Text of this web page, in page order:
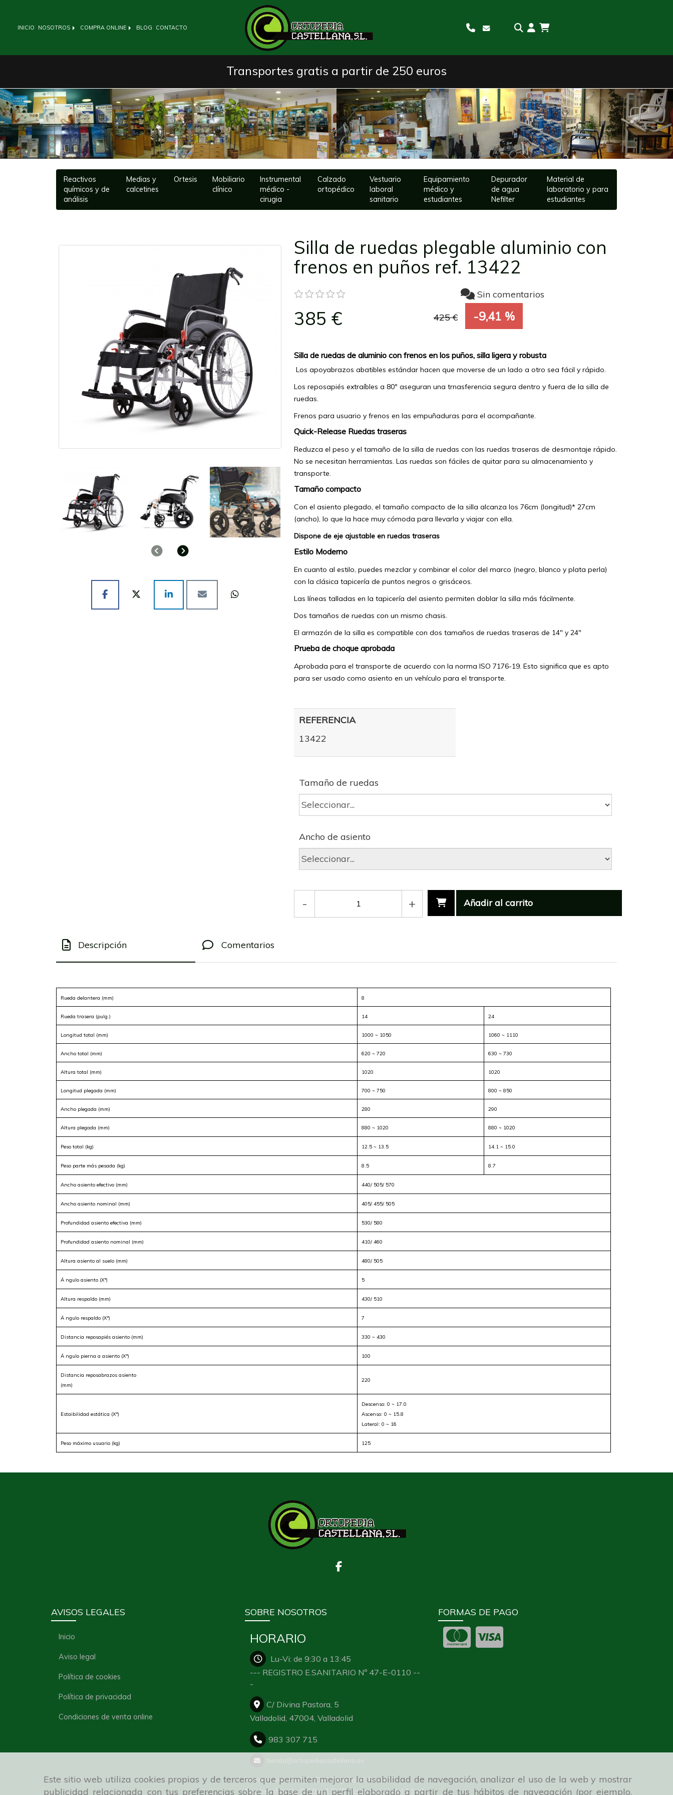
Este sitio web utiliza cookies propias y de terceros que permiten mejorar la usabilidad de navegación, analizar el uso de la web y mostrar
publicidad relacionada con tus preferencias sobre la base de un perfil elaborado a partir de tus hábitos de navegación (por ejemplo,
INICIO NOSOTROS COMPRA ONLINE BLOG CONTACTO
Transportes gratis a partir de 250 euros
Anterior
Reactivos
químicos y de
análisis
Medias y
calcetines
Ortesis
Mobiliario
clínico
Instrumental
médico -
cirugia
Calzado
ortopédico
Vestuario
laboral
sanitario
Equipamiento
médico y
estudiantes
Depurador
de agua
Nefilter
Material de
laboratorio y para
estudiantes
AnteriorSiguiente
Silla de ruedas plegable aluminio con
frenos en puños ref. 13422
Sin comentarios
385 € 425 € -9,41 %
Silla de ruedas de aluminio con frenos en los puños, silla ligera y robusta
Los apoyabrazos abatibles estándar hacen que moverse de un lado a otro sea fácil y rápido.
Los reposapiés extraíbles a 80º aseguran una trnasferencia segura dentro y fuera de la silla de
ruedas.
Frenos para usuario y frenos en las empuñaduras para el acompañante.
Quick-Release Ruedas traseras
Reduzca el peso y el tamaño de la silla de ruedas con las ruedas traseras de desmontaje rápido.
No se necesitan herramientas. Las ruedas son fáciles de quitar para su almacenamiento y
transporte.
Tamaño compacto
Con el asiento plegado, el tamaño compacto de la silla alcanza los 76cm (longitud)* 27cm
(ancho), lo que la hace muy cómoda para llevarla y viajar con ella.
Dispone de eje ajustable en ruedas traseras
Estilo Moderno
En cuanto al estilo, puedes mezclar y combinar el color del marco (negro, blanco y plata perla)
con la clásica tapicería de puntos negros o grisáceos.
Las líneas talladas en la tapicería del asiento permiten doblar la silla más fácilmente.
Dos tamaños de ruedas con un mismo chasis.
El armazón de la silla es compatible con dos tamaños de ruedas traseras de 14" y 24"
Prueba de choque aprobada
Aprobada para el transporte de acuerdo con la norma ISO 7176-19. Esto significa que es apto
para ser usado como asiento en un vehículo para el transporte.
REFERENCIA
13422
Tamaño de ruedas
Ancho de asiento
- + Añadir al carrito
Descripción Comentarios
Rueda delantera (mm) 8
Rueda trasera (pulg.) 14 24
Longitud total (mm) 1000 ~ 1050 1060 ~ 1110
Ancho total (mm) 620 ~ 720 630 ~ 730
Altura total (mm) 1020 1020
Longitud plegada (mm) 700 ~ 750 800 ~ 850
Ancho plegada (mm) 280 290
Altura plegada (mm) 880 ~ 1020 880 ~ 1020
Peso total (kg) 12.5 ~ 13.5 14.1 ~ 15.0
Peso parte más pesada (kg) 8.5 8.7
Ancho asiento efectivo (mm) 440/ 505/ 570
Ancho asiento nominal (mm) 405/ 455/ 505
Profundidad asiento efectiva (mm) 530/ 580
Profundidad asiento nominal (mm) 410/ 460
Altura asiento al suelo (mm) 480/ 505
Á ngulo asiento (X°) 5
Altura respaldo (mm) 430/ 510
Á ngulo respaldo (X°) 7
Distancia reposapiés asiento (mm) 330 ~ 430
Á ngulo pierna a asiento (X°) 100
Distancia reposabrazos asiento
(mm)
220
Estaibilidad estática (X°)
Descenso: 0 ~ 17.0
Ascenso: 0 ~ 15.8
Lateral: 0 ~ 16
Peso máximo usuario (kg) 125
AVISOS LEGALES
Inicio
Aviso legal
Política de cookies
Política de privacidad
Condiciones de venta online
SOBRE NOSOTROS
HORARIO
Lu-Vi: de 9:30 a 13:45
--- REGISTRO E.SANITARIO Nº 47-E-0110 --
-
C/ Divina Pastora, 5
Valladolid, 47004, Valladolid
983 307 715
tienda ortopediacastellana.es
Horario verano**** Del 24 julio al 14 de
Septiembre de 9:30 a 13:45 Vacaciones del 11 al
FORMAS DE PAGO